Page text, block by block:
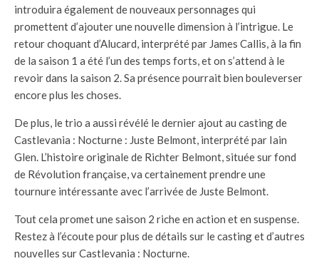
introduira également de nouveaux personnages qui
promettent d’ajouter une nouvelle dimension à l’intrigue. Le
retour choquant d’Alucard, interprété par James Callis, à la fin
de la saison 1 a été l’un des temps forts, et on s’attend à le
revoir dans la saison 2. Sa présence pourrait bien bouleverser
encore plus les choses.
De plus, le trio a aussi révélé le dernier ajout au casting de
Castlevania : Nocturne : Juste Belmont, interprété par Iain
Glen. L’histoire originale de Richter Belmont, située sur fond
de Révolution française, va certainement prendre une
tournure intéressante avec l’arrivée de Juste Belmont.
Tout cela promet une saison 2 riche en action et en suspense.
Restez à l’écoute pour plus de détails sur le casting et d’autres
nouvelles sur Castlevania : Nocturne.